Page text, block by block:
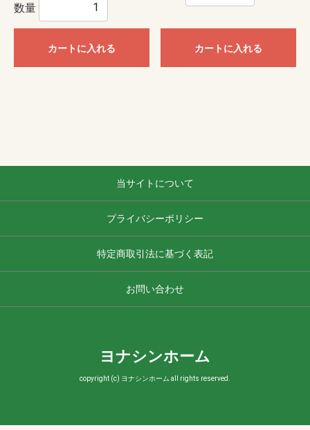
数量
カートに入れる カートに入れる
当サイトについて
プライバシーポリシー
特定商取引法に基づく表記
お問い合わせ
ヨナシンホーム
copyright (c) ヨナシンホーム all rights reserved.